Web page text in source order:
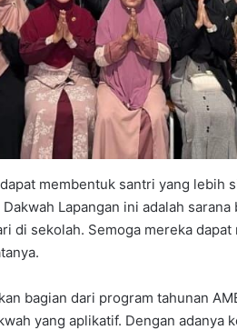
membentuk santri yang lebih
Lapangan ini adalah
di sekolah. Semoga mereka
bagian dari program tahunan
yang aplikatif. Dengan adanya